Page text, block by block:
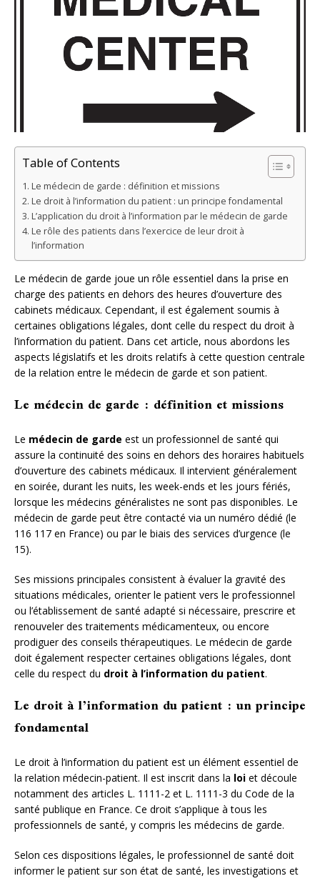
Table of Contents
Le médecin de garde : définition et missions
Le droit à l’information du patient : un principe fondamental
L’application du droit à l’information par le médecin de garde
Le rôle des patients dans l’exercice de leur droit à
l’information
Le médecin de garde joue un rôle essentiel dans la prise en
charge des patients en dehors des heures d’ouverture des
cabinets médicaux. Cependant, il est également soumis à
certaines obligations légales, dont celle du respect du droit à
l’information du patient. Dans cet article, nous abordons les
aspects législatifs et les droits relatifs à cette question centrale
de la relation entre le médecin de garde et son patient.
Le médecin de garde : définition et missions
Le médecin de garde est un professionnel de santé qui
assure la continuité des soins en dehors des horaires habituels
d’ouverture des cabinets médicaux. Il intervient généralement
en soirée, durant les nuits, les week-ends et les jours fériés,
lorsque les médecins généralistes ne sont pas disponibles. Le
médecin de garde peut être contacté via un numéro dédié (le
116 117 en France) ou par le biais des services d’urgence (le
15).
Ses missions principales consistent à évaluer la gravité des
situations médicales, orienter le patient vers le professionnel
ou l’établissement de santé adapté si nécessaire, prescrire et
renouveler des traitements médicamenteux, ou encore
prodiguer des conseils thérapeutiques. Le médecin de garde
doit également respecter certaines obligations légales, dont
celle du respect du droit à l’information du patient.
Le droit à l’information du patient : un principe
fondamental
Le droit à l’information du patient est un élément essentiel de
la relation médecin-patient. Il est inscrit dans la loi et découle
notamment des articles L. 1111-2 et L. 1111-3 du Code de la
santé publique en France. Ce droit s’applique à tous les
professionnels de santé, y compris les médecins de garde.
Selon ces dispositions légales, le professionnel de santé doit
informer le patient sur son état de santé, les investigations et